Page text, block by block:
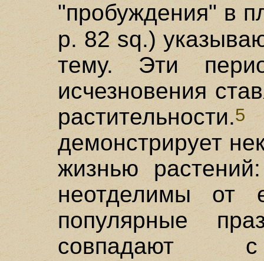
"пробуждения" в
p. 82 sq.)
тему. Эти
исчезновения
растительности.5
демонстрирует
жизнью
неотделимы от
популярные
совпадают с